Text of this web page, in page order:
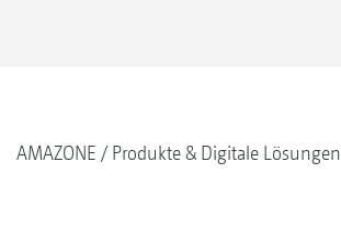
AMAZONE Produkte & Digitale Lösungen